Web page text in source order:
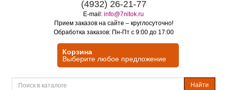
(4932) 26-21-77
E-mail: info@7nitok.ru
Прием заказов на сайте – круглосуточно!
Обработка заказов: Пн-Пт с 9:00 до 17:00
Корзина
Выберите любое предложение
Найти